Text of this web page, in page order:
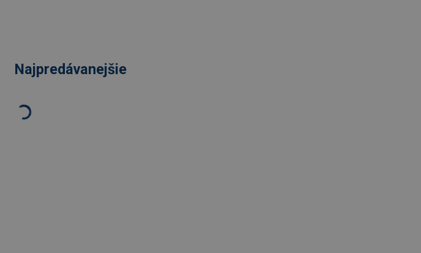
Najpredávanejšie